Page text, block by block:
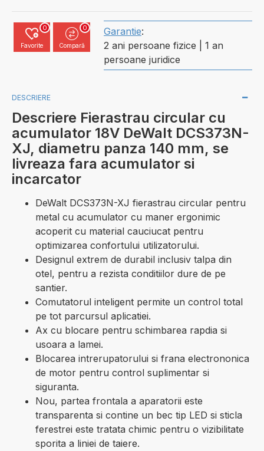
Favorite
0
Compară
0 Garantie:
2 ani persoane fizice | 1 an
persoane juridice
DESCRIERE
Descriere Fierastrau circular cu
acumulator 18V DeWalt DCS373N-
XJ, diametru panza 140 mm, se
livreaza fara acumulator si
incarcator
DeWalt DCS373N-XJ fierastrau circular pentru
metal cu acumulator cu maner ergonimic
acoperit cu material cauciucat pentru
optimizarea confortului utilizatorului.
Designul extrem de durabil inclusiv talpa din
otel, pentru a rezista conditiilor dure de pe
santier.
Comutatorul inteligent permite un control total
pe tot parcursul aplicatiei.
Ax cu blocare pentru schimbarea rapdia si
usoara a lamei.
Blocarea intrerupatorului si frana electrononica
de motor pentru control suplimentar si
siguranta.
Nou, partea frontala a aparatorii este
transparenta si contine un bec tip LED si sticla
ferestrei este tratata chimic pentru o vizibilitate
sporita a liniei de taiere.